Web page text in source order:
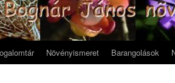
Növényismeret Barangolások